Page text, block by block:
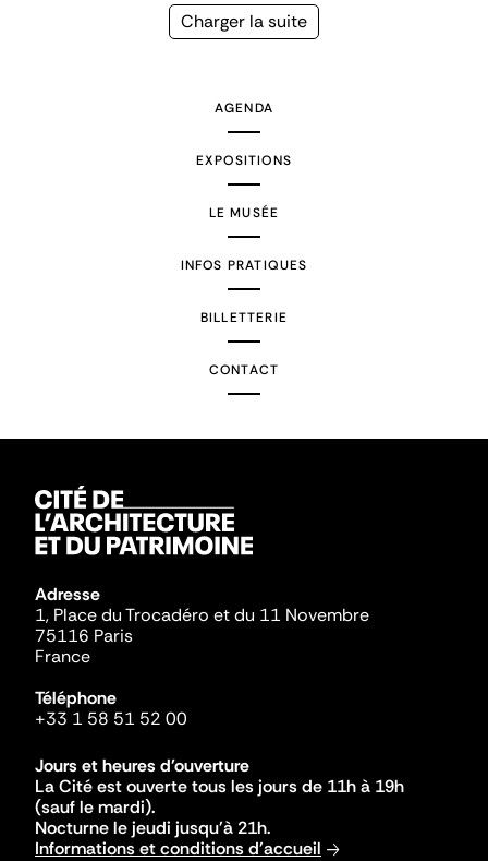
Page
Charger la suite
AGENDA
EXPOSITIONS
LE MUSÉE
INFOS PRATIQUES
BILLETTERIE
CONTACT
Adresse
1, Place du Trocadéro et du 11 Novembre
75116 Paris
France
Téléphone
+33 1 58 51 52 00
Jours et heures d'ouverture
La Cité est ouverte tous les jours de 11h à 19h
(sauf le mardi).
Nocturne le jeudi jusqu'à 21h.
Informations et conditions d'accueil